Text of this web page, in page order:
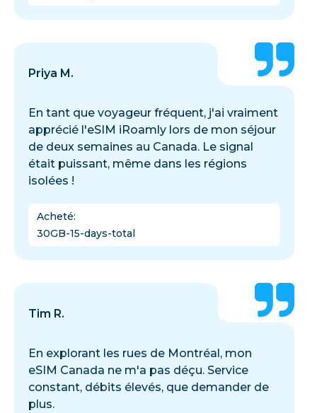
Priya M.
En tant que voyageur fréquent, j'ai vraiment
apprécié l'eSIM iRoamly lors de mon séjour
de deux semaines au Canada. Le signal
était puissant, même dans les régions
isolées !
Acheté:
30GB-15-days-total
Tim R.
En explorant les rues de Montréal, mon
eSIM Canada ne m'a pas déçu. Service
constant, débits élevés, que demander de
plus.